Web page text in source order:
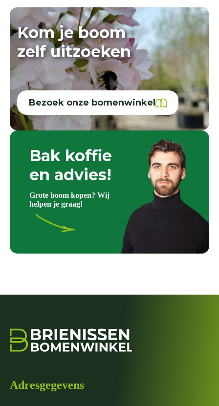
Kom je boom
zelf uitzoeken
Bezoek onze bomenwinkel
Bak koffie
en advies!
Grote boom kopen? Wij
helpen je graag!
Adresgegevens